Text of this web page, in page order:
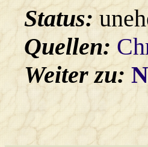
Status:
Quellen:
Weiter zu: